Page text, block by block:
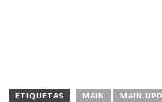
ETIQUETAS MAIN